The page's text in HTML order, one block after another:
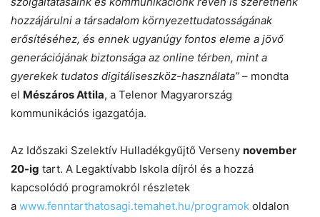
hozzájárulni a társadalom környezettudatosságának
erősítéséhez, és ennek ugyanúgy fontos eleme a jövő
generációjának biztonsága az online térben, mint a
gyerekek tudatos digitáliseszköz-használata” – mondta
el Mészáros Attila, a Telenor Magyarország
kommunikációs igazgatója.
Az Időszaki Szelektív Hulladékgyűjtő Verseny november
20-ig tart. A Legaktívabb Iskola díjról és a hozzá
kapcsolódó programokról részletek
a www.fenntarthatosagi.temahet.hu/programok oldalon